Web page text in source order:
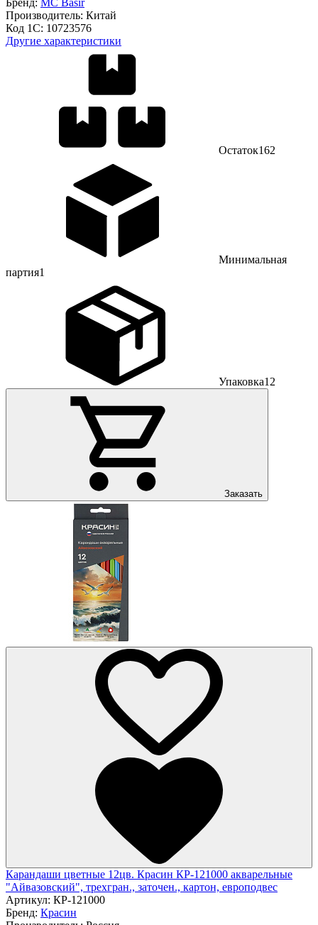
Производитель: Китай
Код 1С: 10723576
Другие характеристики
Остаток162
Минимальная
партия1
Упаковка12
Заказать
Карандаши цветные 12цв. Красин КР-121000 акварельные
"Айвазовский", трехгран., заточен., картон, европодвес
Артикул: КР-121000
Бренд: Красин